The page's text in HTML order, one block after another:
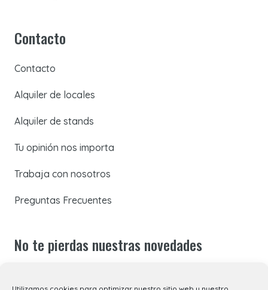
Contacto
Contacto
Alquiler de locales
Alquiler de stands
Tu opinión nos importa
Trabaja con nosotros
Preguntas Frecuentes
No te pierdas nuestras novedades